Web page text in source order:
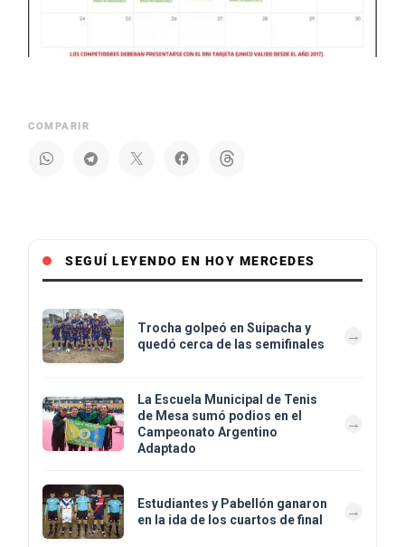
COMPARIR
SEGUÍ LEYENDO EN HOY MERCEDES
Trocha golpeó en Suipacha y
quedó cerca de las semifinales
La Escuela Municipal de Tenis
de Mesa sumó podios en el
Campeonato Argentino
Adaptado
Estudiantes y Pabellón ganaron
en la ida de los cuartos de final